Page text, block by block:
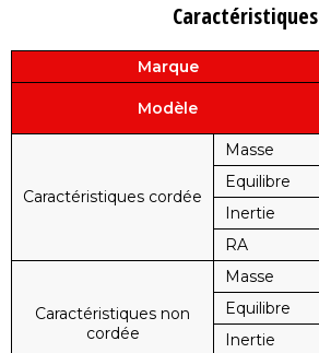
Caractéristiques
Marque
Modèle
Caractéristiques cordée
Masse
Equilibre
Inertie
RA
Caractéristiques non
cordée
Masse
Equilibre
Inertie